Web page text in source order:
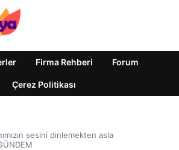
Firma Rehberi Forum
Çerez Politikası
sesini dinlemekten asla